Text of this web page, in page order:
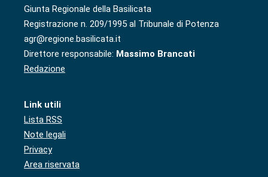
Giunta Regionale della Basilicata
Registrazione n. 209/1995 al Tribunale di Potenza
agr@regione.basilicata.it
Direttore responsabile: Massimo Brancati
Redazione
Link utili
Lista RSS
Note legali
Privacy
Area riservata